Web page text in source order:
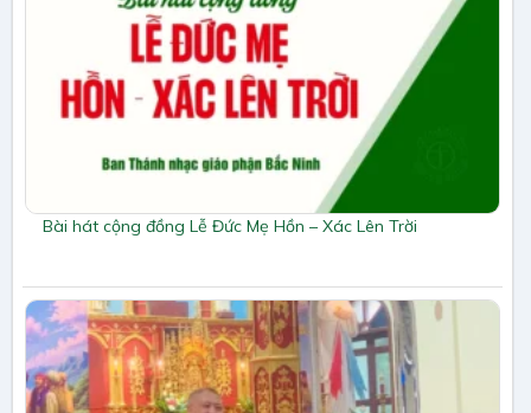
Bài hát cộng đồng Lễ Đức Mẹ Hồn – Xác Lên Trời